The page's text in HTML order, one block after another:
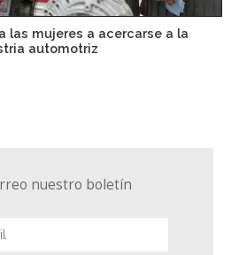
las mujeres a acercarse a la
automotriz
nuestro boletín